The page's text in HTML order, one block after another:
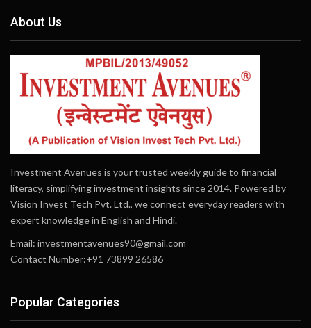
About Us
Investment Avenues is your trusted weekly guide to financial
literacy, simplifying investment insights since 2014. Powered by
Vision Invest Tech Pvt. Ltd., we connect everyday readers with
expert knowledge in English and Hindi.
Email: investmentavenues90@gmail.com
Contact Number:+91 73899 26586
Popular Categories